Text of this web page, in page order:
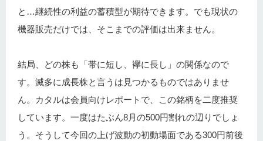
と…継続性の利益の蓄積型が期待できます。でも現状の
機器販売だけでは、そこまでの評価は出来ません。
結局、どの株も「帯に短し、襷に長し」の関係なので
す。滅多に成長株と言うは見つかるものではありませ
ん。カタルは会員向けレポートで、この銘柄を二度推奨
しています。一度はたぶん8月の500円割れの辺りでしょ
う。そうして今回の上げ波動の初動場面である300円前後